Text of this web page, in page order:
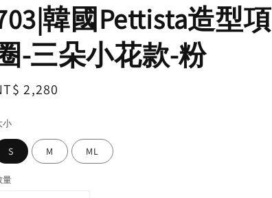
韓國Pettista造型項
-三朵小花款-粉
2,280
小
S M ML
量